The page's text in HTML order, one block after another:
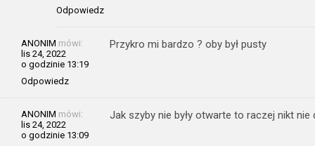
Odpowiedz
ANONIM mówi:
lis 24, 2022
o godzinie 13:19
Odpowiedz
Przykro mi bardzo ? oby był pusty
ANONIM mówi:
lis 24, 2022
o godzinie 13:09
Jak szyby nie były otwarte to raczej nikt